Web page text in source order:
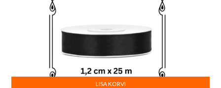
LISA KORVI